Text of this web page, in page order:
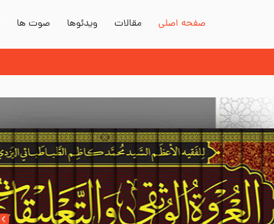
صفحه اصلی مقالات ویدئوها صوت ها
با رسول اللّه برخاست
امام حسین (علیه السلام) چه کسانی بودند؟